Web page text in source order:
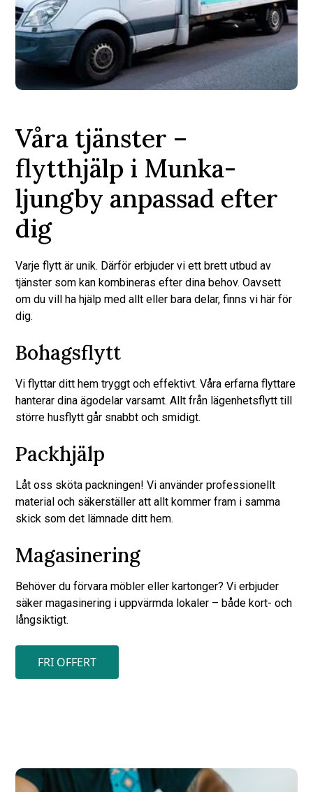
Våra tjänster –
flytthjälp i Munka-
ljungby anpassad efter
dig
Varje flytt är unik. Därför erbjuder vi ett brett utbud av
tjänster som kan kombineras efter dina behov. Oavsett
om du vill ha hjälp med allt eller bara delar, finns vi här för
dig.
Bohagsflytt
Vi flyttar ditt hem tryggt och effektivt. Våra erfarna flyttare
hanterar dina ägodelar varsamt. Allt från lägenhetsflytt till
större husflytt går snabbt och smidigt.
Packhjälp
Låt oss sköta packningen! Vi använder professionellt
material och säkerställer att allt kommer fram i samma
skick som det lämnade ditt hem.
Magasinering
Behöver du förvara möbler eller kartonger? Vi erbjuder
säker magasinering i uppvärmda lokaler – både kort- och
långsiktigt.
FRI OFFERT